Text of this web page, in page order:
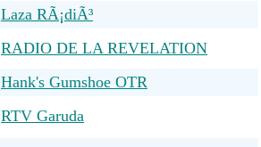
Laza RÃ¡diÃ³
RADIO DE LA REVELATION
Hank's Gumshoe OTR
RTV Garuda